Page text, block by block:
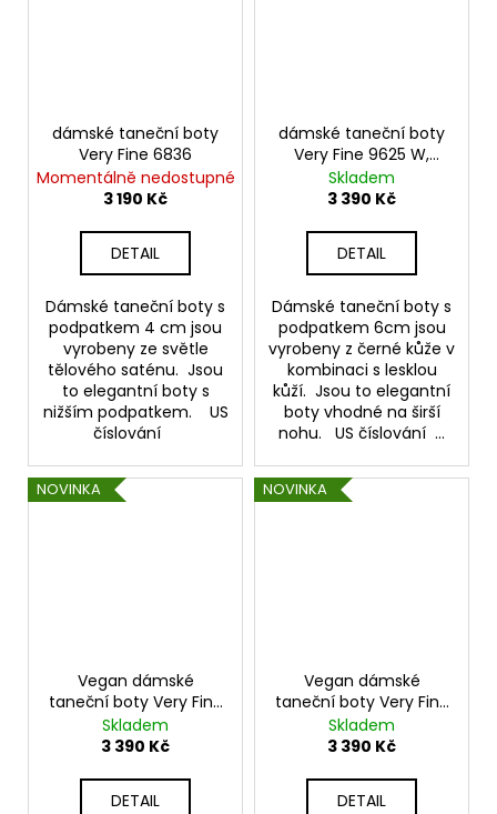
dámské taneční boty
Very Fine 6836
Momentálně nedostupné
3 190 Kč
DETAIL
Dámské taneční boty s
podpatkem 4 cm jsou
vyrobeny ze světle
tělového saténu. Jsou
to elegantní boty s
nižším podpatkem. US
číslování
dámské taneční boty
Very Fine 9625 W,
černá kůže ,podpatek
6 cm
Skladem
3 390 Kč
DETAIL
Dámské taneční boty s
podpatkem 6cm jsou
vyrobeny z černé kůže v
kombinaci s lesklou
kůží. Jsou to elegantní
boty vhodné na širší
nohu. US číslování ...
NOVINKA
Vegan dámské
taneční boty Very Fine
S1001
Skladem
3 390 Kč
DETAIL
NOVINKA
Vegan dámské
taneční boty Very Fine
S1001 8 cm
Skladem
3 390 Kč
DETAIL